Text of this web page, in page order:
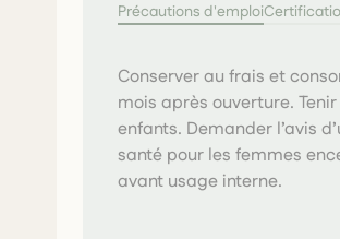
Précautions d'emploi
Conserver au frais et
mois après ouverture.
enfants. Demander l’avis
santé pour les femmes
avant usage interne.